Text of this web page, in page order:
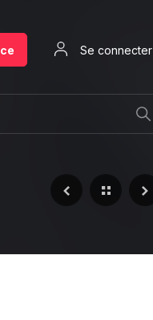
Se connecter